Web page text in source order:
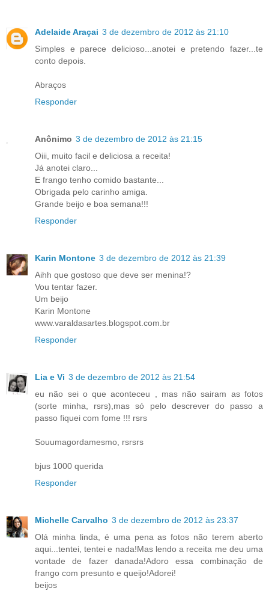
Adelaide Araçai 3 de dezembro de 2012 às 21:10
Simples e parece delicioso...anotei e pretendo fazer...te
conto depois.
Abraços
Responder
Anônimo 3 de dezembro de 2012 às 21:15
Oiii, muito facil e deliciosa a receita!
Já anotei claro...
E frango tenho comido bastante...
Obrigada pelo carinho amiga.
Grande beijo e boa semana!!!
Responder
Karin Montone 3 de dezembro de 2012 às 21:39
Aihh que gostoso que deve ser menina!?
Vou tentar fazer.
Um beijo
Karin Montone
www.varaldasartes.blogspot.com.br
Responder
Lia e Vi 3 de dezembro de 2012 às 21:54
eu não sei o que aconteceu , mas não sairam as fotos
(sorte minha, rsrs),mas só pelo descrever do passo a
passo fiquei com fome !!! rsrs
Souumagordamesmo, rsrsrs
bjus 1000 querida
Responder
Michelle Carvalho 3 de dezembro de 2012 às 23:37
Olá minha linda, é uma pena as fotos não terem aberto
aqui...tentei, tentei e nada!Mas lendo a receita me deu uma
vontade de fazer danada!Adoro essa combinação de
frango com presunto e queijo!Adorei!
beijos